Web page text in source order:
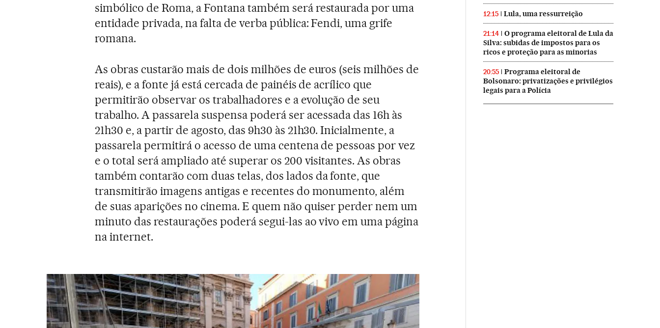
simbólico de Roma, a Fontana também será restaurada por uma
entidade privada, na falta de verba pública: Fendi, uma grife
romana.
As obras custarão mais de dois milhões de euros (seis milhões de
reais), e a fonte já está cercada de painéis de acrílico que
permitirão observar os trabalhadores e a evolução de seu
trabalho. A passarela suspensa poderá ser acessada das 16h às
21h30 e, a partir de agosto, das 9h30 às 21h30. Inicialmente, a
passarela permitirá o acesso de uma centena de pessoas por vez
e o total será ampliado até superar os 200 visitantes. As obras
também contarão com duas telas, dos lados da fonte, que
transmitirão imagens antigas e recentes do monumento, além
de suas aparições no cinema. E quem não quiser perder nem um
minuto das restaurações poderá segui-las ao vivo em uma página
na internet.
12:15 Lula, uma ressurreição
21:14
O programa eleitoral de Lula da
Silva: subidas de impostos para os
ricos e proteção para as minorias
20:55
Programa eleitoral de
Bolsonaro: privatizações e privilégios
legais para a Polícia